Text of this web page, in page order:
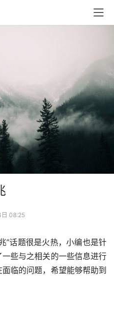
08:25
”话题很是火热，小编也是针
些与之相关的一些信息进行
临的问题，希望能够帮助到